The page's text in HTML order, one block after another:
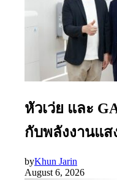
หัวเว่ย และ
กับพลังงานแ
byKhun Jarin
August 6, 2026